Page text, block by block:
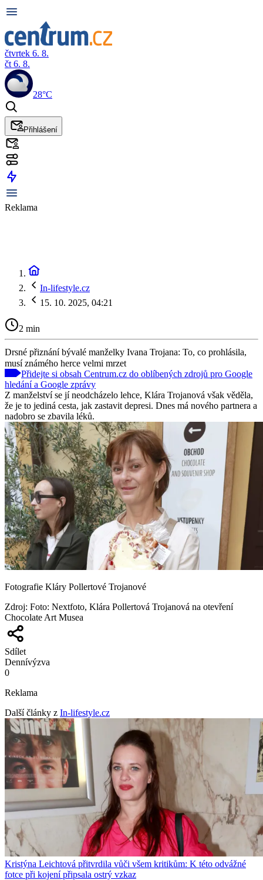
čtvrtek 6. 8.
čt 6. 8.
28°C
Přihlášení
Reklama
In-lifestyle.cz
15. 10. 2025, 04:21
2 min
Drsné přiznání bývalé manželky Ivana Trojana: To, co prohlásila,
musí známého herce velmi mrzet
Přidejte si obsah Centrum.cz do oblíbených zdrojů pro Google
hledání a Google zprávy
Z manželství se jí neodcházelo lehce, Klára Trojanová však věděla,
že je to jediná cesta, jak zastavit depresi. Dnes má nového partnera a
nadobro se zbavila léků.
Fotografie Kláry Pollertové Trojanové
Zdroj: Foto: Nextfoto, Klára Pollertová Trojanová na otevření
Chocolate Art Musea
Sdílet
Dennívýzva
0
Reklama
Další články z In-lifestyle.cz
Kristýna Leichtová přitvrdila vůči všem kritikům: K této odvážné
fotce při kojení připsala ostrý vzkaz